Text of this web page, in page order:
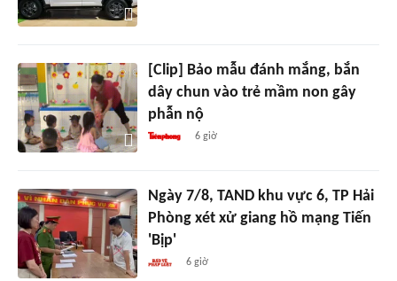
[Clip] Bảo mẫu đánh mắng, bắn
dây chun vào trẻ mầm non gây
phẫn nộ
6 giờ
Ngày 7/8, TAND khu vực 6, TP Hải
Phòng xét xử giang hồ mạng Tiến
'Bịp'
6 giờ